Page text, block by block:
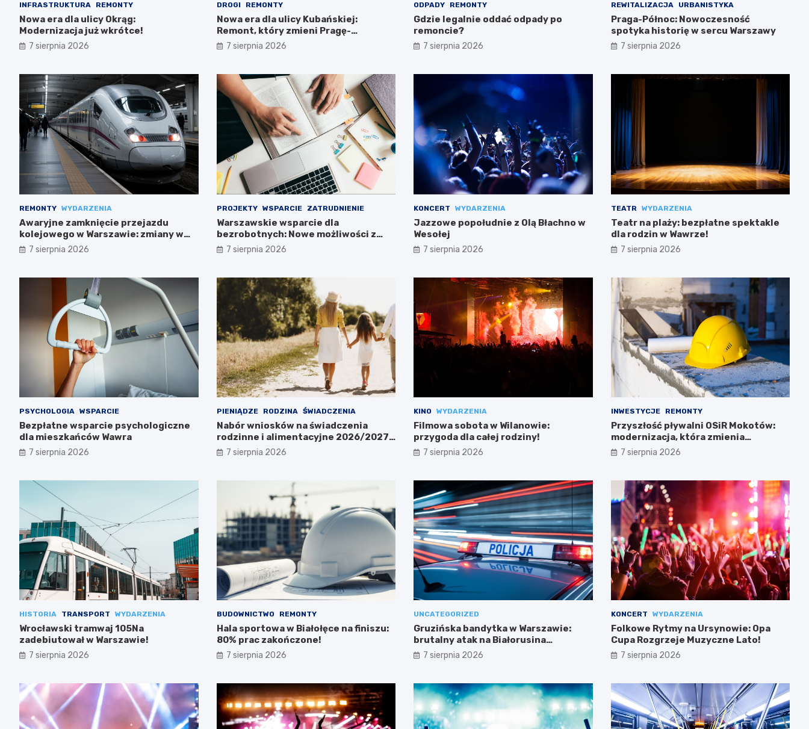
INFRASTRUKTURA REMONTY
Nowa era dla ulicy Okrąg:
Modernizacja już wkrótce!
7 sierpnia 2026
DROGI REMONTY
Nowa era dla ulicy Kubańskiej:
Remont, który zmieni Pragę-
Południe!
7 sierpnia 2026
ODPADY REMONTY
Gdzie legalnie oddać odpady po
remoncie?
7 sierpnia 2026
REWITALIZACJA URBANISTYKA
Praga-Północ: Nowoczesność
spotyka historię w sercu Warszawy
7 sierpnia 2026
REMONTY WYDARZENIA
Awaryjne zamknięcie przejazdu
kolejowego w Warszawie: zmiany w
trasach mieszkańców
7 sierpnia 2026
PROJEKTY WSPARCIE ZATRUDNIENIE
Warszawskie wsparcie dla
bezrobotnych: Nowe możliwości z
projektem FEM III
7 sierpnia 2026
KONCERT WYDARZENIA
Jazzowe popołudnie z Olą Błachno w
Wesołej
7 sierpnia 2026
TEATR WYDARZENIA
Teatr na plaży: bezpłatne spektakle
dla rodzin w Wawrze!
7 sierpnia 2026
PSYCHOLOGIA WSPARCIE
Bezpłatne wsparcie psychologiczne
dla mieszkańców Wawra
7 sierpnia 2026
PIENIĄDZE RODZINA ŚWIADCZENIA
Nabór wniosków na świadczenia
rodzinne i alimentacyjne 2026/2027
już w lipcu!
7 sierpnia 2026
KINO WYDARZENIA
Filmowa sobota w Wilanowie:
przygoda dla całej rodziny!
7 sierpnia 2026
INWESTYCJE REMONTY
Przyszłość pływalni OSiR Mokotów:
modernizacja, która zmienia
wszystko
7 sierpnia 2026
HISTORIA TRANSPORT WYDARZENIA
Wrocławski tramwaj 105Na
zadebiutował w Warszawie!
7 sierpnia 2026
BUDOWNICTWO REMONTY
Hala sportowa w Białołęce na finiszu:
80% prac zakończone!
7 sierpnia 2026
UNCATEGORIZED
Gruzińska bandytka w Warszawie:
brutalny atak na Białorusina
zakończony aresztowaniem
7 sierpnia 2026
KONCERT WYDARZENIA
Folkowe Rytmy na Ursynowie: Opa
Cupa Rozgrzeje Muzyczne Lato!
7 sierpnia 2026